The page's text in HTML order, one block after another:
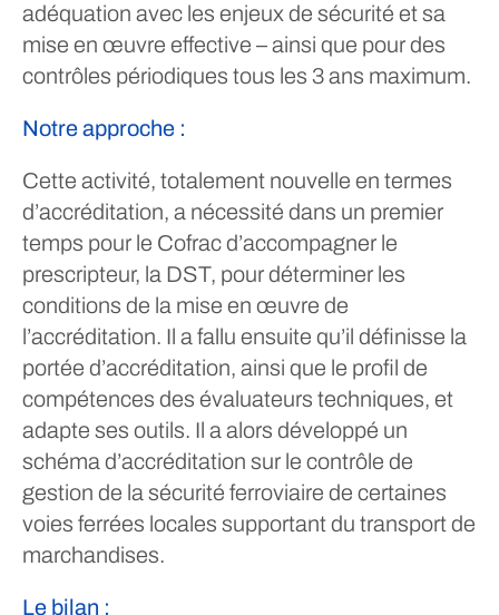
adéquation avec les enjeux de sécurité et sa
mise en œuvre effective – ainsi que pour des
contrôles périodiques tous les 3 ans maximum.
Notre approche :
Cette activité, totalement nouvelle en termes
d’accréditation, a nécessité dans un premier
temps pour le Cofrac d’accompagner le
prescripteur, la DST, pour déterminer les
conditions de la mise en œuvre de
l’accréditation. Il a fallu ensuite qu’il définisse la
portée d’accréditation, ainsi que le profil de
compétences des évaluateurs techniques, et
adapte ses outils. Il a alors développé un
schéma d’accréditation sur le contrôle de
gestion de la sécurité ferroviaire de certaines
voies ferrées locales supportant du transport de
marchandises.
Le bilan :